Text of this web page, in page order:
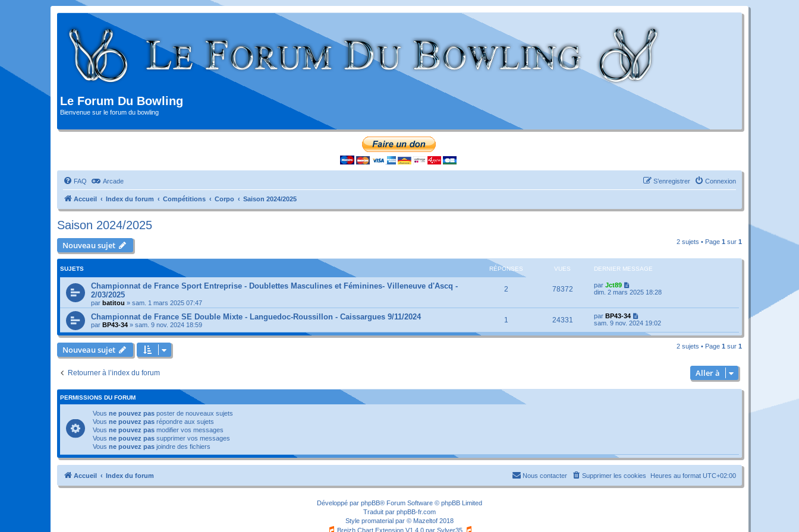
Le Forum Du Bowling
Bienvenue sur le forum du bowling
FAQ Arcade Connexion
S’enregistrer
Accueil Index du forum Compétitions Corpo Saison 2024/2025
Saison 2024/2025
Nouveau sujet 2 sujets • Page 1 sur 1
SUJETS RÉPONSES VUES DERNIER MESSAGE
Championnat de France Sport Entreprise - Doublettes Masculines et Féminines- Villeneuve d'Ascq -
2/03/2025
par batitou » sam. 1 mars 2025 07:47
2 78372 par Jct89
dim. 2 mars 2025 18:28
Championnat de France SE Double Mixte - Languedoc-Roussillon - Caissargues 9/11/2024
par BP43-34 » sam. 9 nov. 2024 18:59
1 24331 par BP43-34
sam. 9 nov. 2024 19:02
Nouveau sujet 2 sujets • Page 1 sur 1
Retourner à l’index du forum Aller à
PERMISSIONS DU FORUM
Vous ne pouvez pas poster de nouveaux sujets
Vous ne pouvez pas répondre aux sujets
Vous ne pouvez pas modifier vos messages
Vous ne pouvez pas supprimer vos messages
Vous ne pouvez pas joindre des fichiers
Accueil Index du forum Heures au format UTC+02:00
Supprimer les cookies
Nous contacter
Développé par phpBB® Forum Software © phpBB Limited
Traduit par phpBB-fr.com
Style promaterial par © Mazeltof 2018
Breizh Chart Extension V1.4.0 par Sylver35